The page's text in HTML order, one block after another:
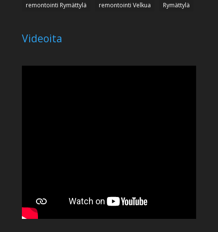
remontointi Rymättylä
remontointi Velkua Rymättylä
Videoita